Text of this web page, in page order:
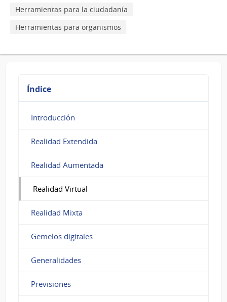
Herramientas para la ciudadanía
Herramientas para organismos
Índice
Introducción
Realidad Extendida
Realidad Aumentada
Realidad Virtual
Realidad Mixta
Gemelos digitales
Generalidades
Previsiones